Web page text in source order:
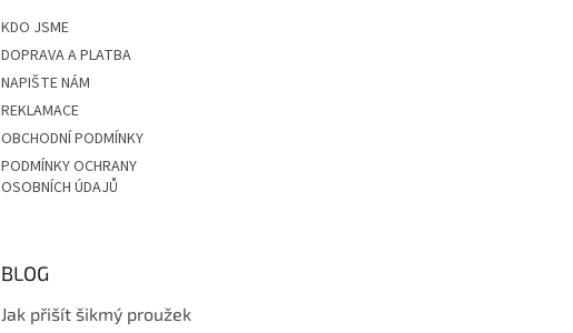
KDO JSME
DOPRAVA A PLATBA
NAPIŠTE NÁM
REKLAMACE
OBCHODNÍ PODMÍNKY
PODMÍNKY OCHRANY
OSOBNÍCH ÚDAJŮ
BLOG
Jak přišít šikmý proužek